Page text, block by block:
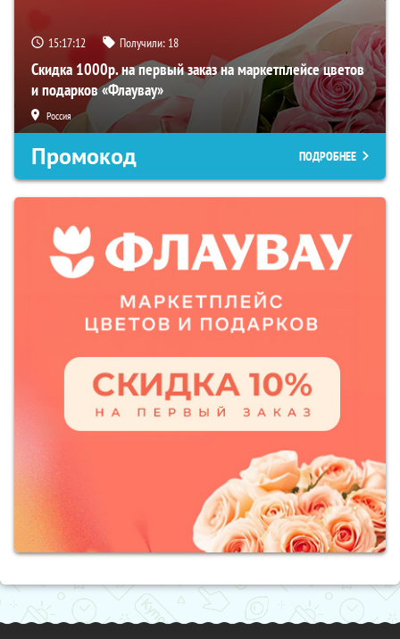
15:17:11 Получили: 18
Скидка 1000р. на первый заказ на маркетплейсе цветов
и подарков «Флаувау»
Россия
Промокод ПОДРОБНЕЕ